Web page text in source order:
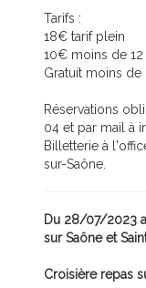
Tarifs :
18€ tarif plein
10€ moins de 12
Gratuit moins de
Réservations
04 et par mail à
Billetterie à
sur-Saône.
Du 28/07/2023
sur Saône et
Croisière repas